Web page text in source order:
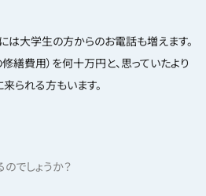
は大学生の方からのお電話も増えます。
繕費用）を何十万円と、思っていたより
られる方もいます。
でしょうか？